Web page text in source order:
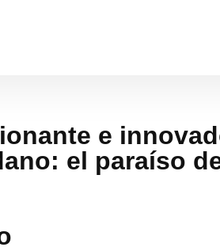
e
el paraíso